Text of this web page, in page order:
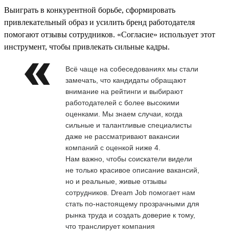
Выиграть в конкурентной борьбе, сформировать
привлекательный образ и усилить бренд работодателя
помогают отзывы сотрудников. «Согласие» использует этот
инструмент, чтобы привлекать сильные кадры.
Всё чаще на собеседованиях мы стали
замечать, что кандидаты обращают
внимание на рейтинги и выбирают
работодателей с более высокими
оценками. Мы знаем случаи, когда
сильные и талантливые специалисты
даже не рассматривают вакансии
компаний с оценкой ниже 4.
Нам важно, чтобы соискатели видели
не только красивое описание вакансий,
но и реальные, живые отзывы
сотрудников. Dream Job помогает нам
стать по-настоящему прозрачными для
рынка труда и создать доверие к тому,
что транслирует компания